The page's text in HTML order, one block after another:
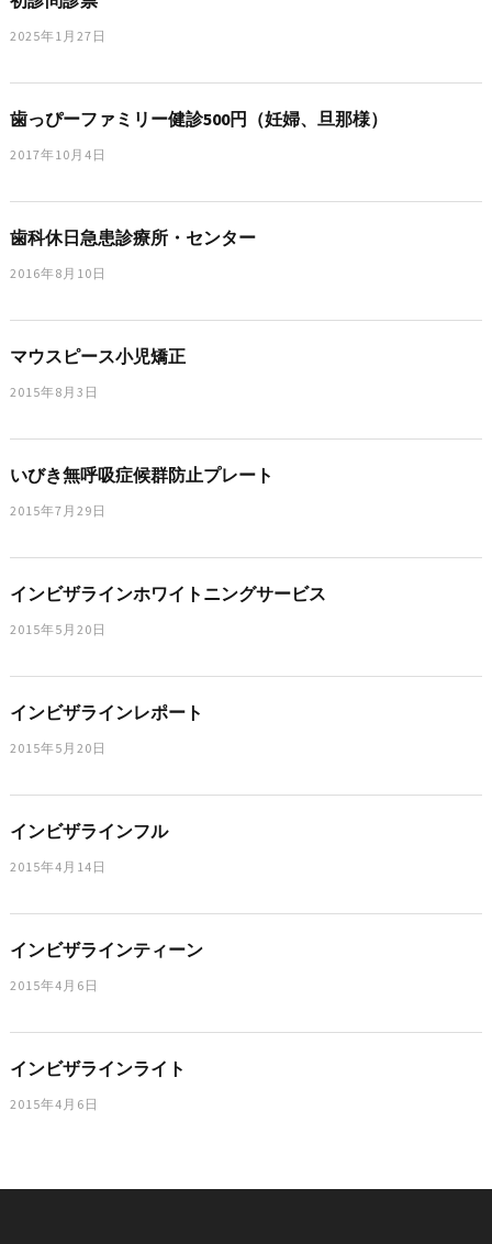
2025年1月27日
歯っぴーファミリー健診500円（妊婦、旦那様）
2017年10月4日
歯科休日急患診療所・センター
2016年8月10日
マウスピース小児矯正
2015年8月3日
いびき無呼吸症候群防止プレート
2015年7月29日
インビザラインホワイトニングサービス
2015年5月20日
インビザラインレポート
2015年5月20日
インビザラインフル
2015年4月14日
インビザラインティーン
2015年4月6日
インビザラインライト
2015年4月6日